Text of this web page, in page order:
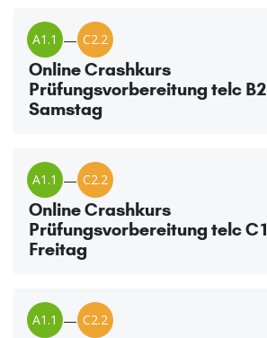
A1.1 — C2.2
Online Crashkurs
Prüfungsvorbereitung telc B2
Samstag
A1.1 — C2.2
Online Crashkurs
Prüfungsvorbereitung telc C1
Freitag
A1.1 — C2.2